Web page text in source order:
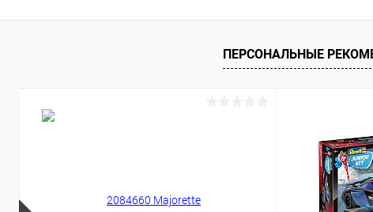
Купить в 1 клик Сравнение Купить в 1
В избранное
ПЕРСОНАЛЬНЫЕ